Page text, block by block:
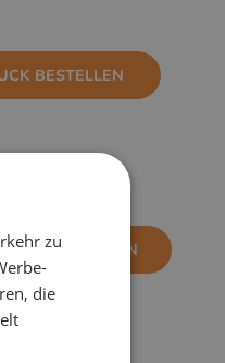
BESTELLEN
BESTELLEN
zu
die